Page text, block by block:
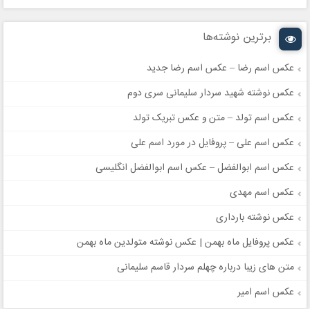
برترین نوشته‌ها
عکس اسم رضا – عکس اسم رضا جدید
عکس نوشته شهید سردار سلیمانی سری دوم
عکس اسم تولد – متن و عکس تبریک تولد
عکس اسم علی – پروفایل در مورد اسم علی
عکس اسم ابوالفضل – عکس اسم ابوالفضل انگلیسی
عکس اسم مهدی
عکس نوشته بارداری
عکس پروفایل ماه بهمن | عکس نوشته متولدین ماه بهمن
متن های زیبا درباره چهلم سردار قاسم سلیمانی
عکس اسم امیر